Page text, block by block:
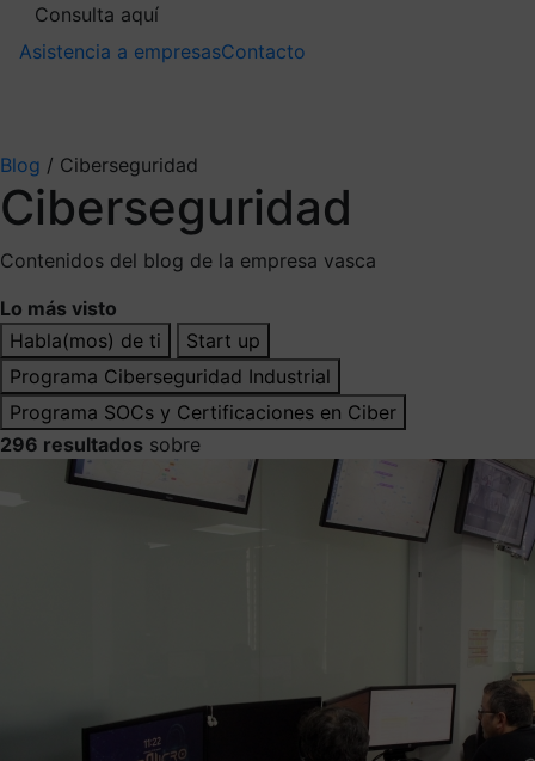
Consulta aquí
Asistencia a empresasContacto
Blog / Ciberseguridad
Ciberseguridad
Contenidos del blog de la empresa vasca
Lo más visto
Habla(mos) de ti
Start up
Programa Ciberseguridad Industrial
Programa SOCs y Certificaciones en Ciber
296 resultados sobre